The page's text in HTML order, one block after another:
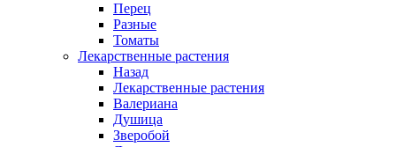
Перец
Разные
Томаты
Лекарственные растения
Назад
Лекарственные растения
Валериана
Душица
Зверобой